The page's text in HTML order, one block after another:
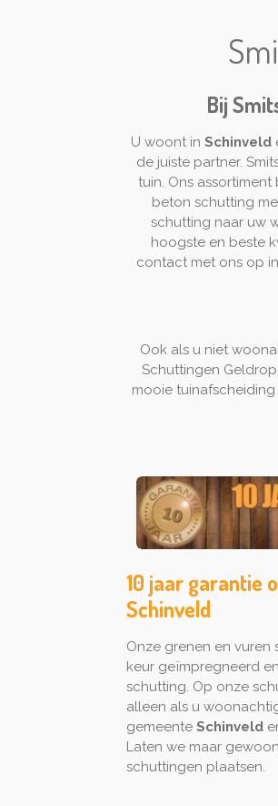
Bij
U woont in Schinveld
de juiste partner.
tuin. Ons
beton schutting
schutting naar uw
hoogste en beste
contact met ons op
Ook als u niet
Schuttingen
mooie
10 jaar garantie
Schinveld
Onze grenen en vuren
keur geïmpregneerd
schutting. Op onze
alleen als u
gemeente Schinveld
Laten we maar
schuttingen plaatsen.